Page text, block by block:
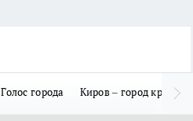
Голос города Киров – город